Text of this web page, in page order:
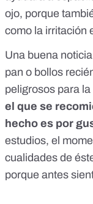
ojo, porque
como la irritación
Una buena
pan o bollos
peligrosos para la
el que se
hecho es por
estudios, el
cualidades de
porque antes